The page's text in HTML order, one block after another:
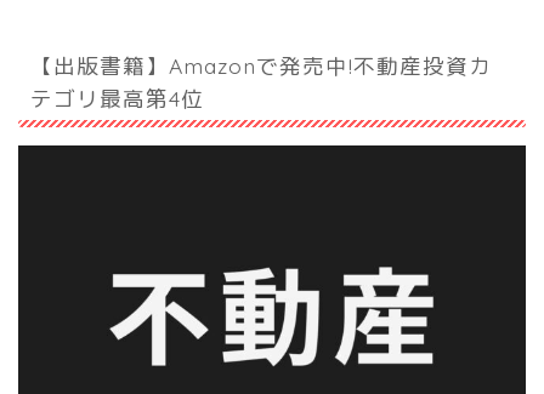
【出版書籍】Amazonで発売中!不動産投資カ
テゴリ最高第4位